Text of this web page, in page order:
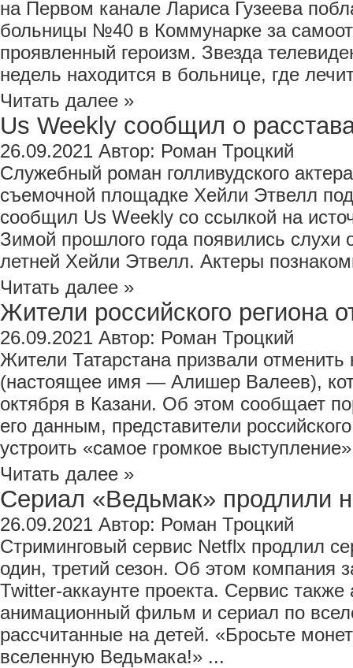
на Первом канале Лариса Гузеева
больницы №40 в Коммунарке за
проявленный героизм. Звезда
недель находится в больнице, где
Читать далее »
Us Weekly сообщил о
26.09.2021 Автор: Роман Троцкий
Служебный роман голливудского
съемочной площадке Хейли Этвелл
сообщил Us Weekly со ссылкой на
Зимой прошлого года появились слухи
летней Хейли Этвелл. Актеры
Читать далее »
Жители российского региона
26.09.2021 Автор: Роман Троцкий
Жители Татарстана призвали
(настоящее имя — Алишер Валеев),
октября в Казани. Об этом сообщает
его данным, представители
устроить «самое громкое
Читать далее »
Сериал «Ведьмак» продлили
26.09.2021 Автор: Роман Троцкий
Стриминговый сервис Netflx продлил
один, третий сезон. Об этом компания
Twitter-аккаунте проекта. Сервис также
анимационный фильм и сериал по
рассчитанные на детей. «Бросьте
вселенную Ведьмака!» ...